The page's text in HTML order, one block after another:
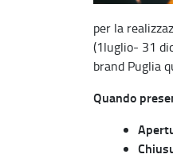
per la
(1luglio- 31
brand Puglia
Quando